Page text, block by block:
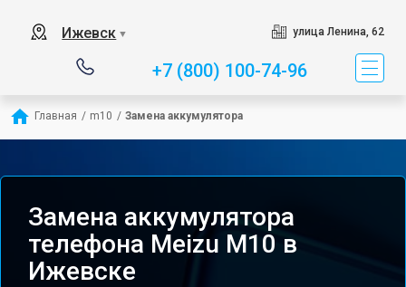
Ижевск ▼ улица Ленина, 62
+7 (800) 100-74-96
Главная / m10 / Замена аккумулятора
Замена аккумулятора
телефона Meizu M10 в
Ижевске